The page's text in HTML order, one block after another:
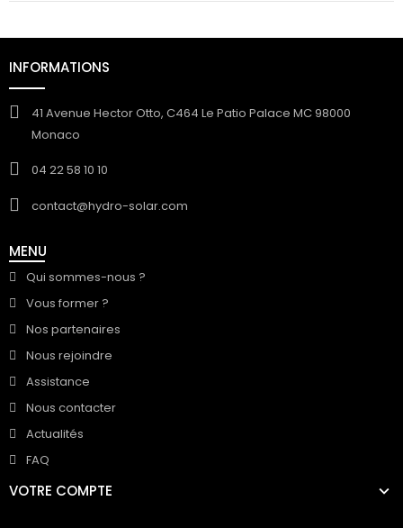
INFORMATIONS
41 Avenue Hector Otto, C464 Le Patio Palace MC 98000
Monaco
04 22 58 10 10
contact@hydro-solar.com
MENU
Qui sommes-nous ?
Vous former ?
Nos partenaires
Nous rejoindre
Assistance
Nous contacter
Actualités
FAQ
VOTRE COMPTE